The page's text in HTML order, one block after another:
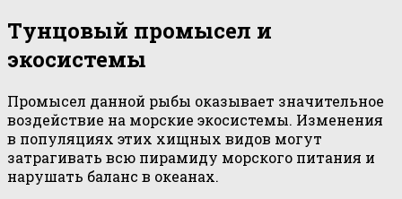
Тунцовый промысел и
экосистемы
Промысел данной рыбы оказывает значительное
воздействие на морские экосистемы. Изменения
в популяциях этих хищных видов могут
затрагивать всю пирамиду морского питания и
нарушать баланс в океанах.